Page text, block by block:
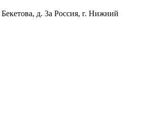
Бекетова, д. 3а Россия, г. Нижний